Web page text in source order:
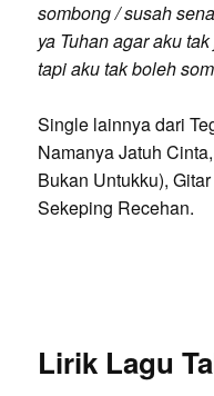
sombong / susah
ya Tuhan agar aku
tapi aku tak boleh
Single lainnya dari
Namanya Jatuh
Bukan Untukku),
Sekeping Recehan.
Lirik Lagu